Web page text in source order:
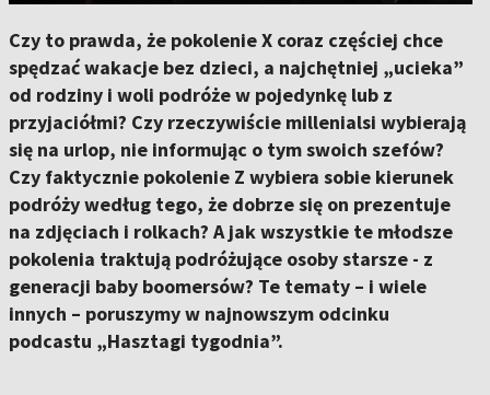
Czy to prawda, że pokolenie X coraz częściej chce
spędzać wakacje bez dzieci, a najchętniej „ucieka”
od rodziny i woli podróże w pojedynkę lub z
przyjaciółmi? Czy rzeczywiście millenialsi wybierają
się na urlop, nie informując o tym swoich szefów?
Czy faktycznie pokolenie Z wybiera sobie kierunek
podróży według tego, że dobrze się on prezentuje
na zdjęciach i rolkach? A jak wszystkie te młodsze
pokolenia traktują podróżujące osoby starsze - z
generacji baby boomersów? Te tematy – i wiele
innych – poruszymy w najnowszym odcinku
podcastu „Hasztagi tygodnia”.